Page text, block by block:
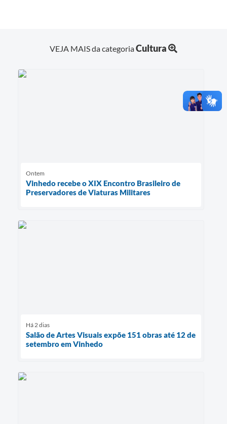
VEJA MAIS da categoriaCultura
Ontem
Vinhedo recebe o XIX Encontro Brasileiro de
Preservadores de Viaturas Militares
Há 2 dias
Salão de Artes Visuais expõe 151 obras até 12 de
setembro em Vinhedo